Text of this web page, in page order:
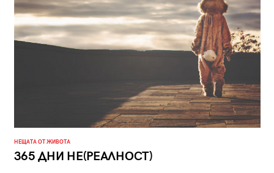
НЕЩАТА ОТ ЖИВОТА
365 ДНИ НЕ(РЕАЛНОСТ)